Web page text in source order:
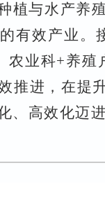
植与水产养
有效产业
农业科+养
推进，在提
、高效化迈